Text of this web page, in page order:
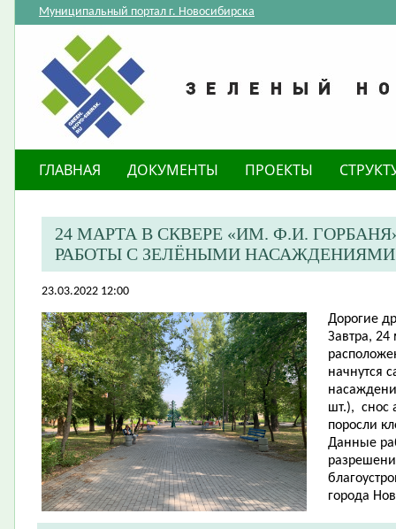
Муниципальный портал г. Новосибирска
ГЛАВНАЯ ДОКУМЕНТЫ ПРОЕКТЫ
24 МАРТА В СКВЕРЕ «ИМ. Ф.И.
РАБОТЫ С ЗЕЛЁНЫМИ
23.03.2022 12:00
​Дорогие
Завтра, 24
начнутся
шт.), снос
поросли
Данные
города